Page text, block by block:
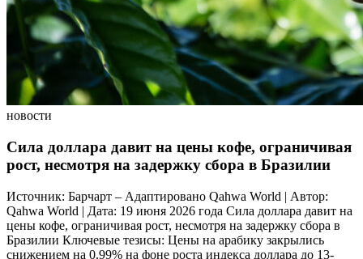
новости
Сила доллара давит на цены кофе, ограничивая
рост, несмотря на задержку сбора в Бразилии
Источник: Барчарт – Адаптировано Qahwa World | Автор:
Qahwa World | Дата: 19 июня 2026 года Сила доллара давит на
цены кофе, ограничивая рост, несмотря на задержку сбора в
Бразилии Ключевые тезисы: Цены на арабику закрылись
снижением на 0.99% на фоне роста индекса доллара до 13-